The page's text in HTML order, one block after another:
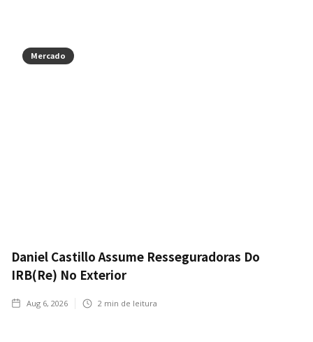
Mercado
Daniel Castillo Assume Resseguradoras Do
IRB(Re) No Exterior
Aug 6, 2026 2 min de leitura